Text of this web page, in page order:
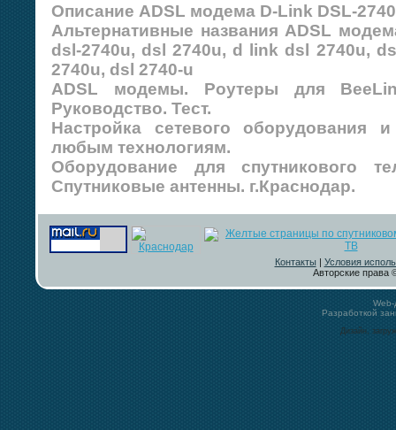
Описание ADSL модема D-Link DSL-
Альтернативные названия ADSL
dsl-2740u, dsl 2740u, d link dsl 2740u,
2740u, dsl 2740-u
ADSL модемы. Роутеры для
Руководство. Тест.
Настройка сетевого оборудования
любым технологиям.
Оборудование для спутникового
Спутниковые антенны. г.Краснодар.
Контакты | Условия
Авторские права
Разработкой
Дизайн,